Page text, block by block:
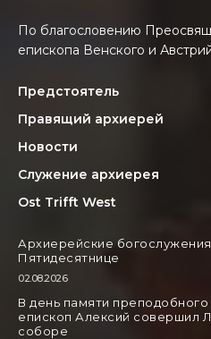
По благословению
епископа Венского и
Предстоятель
Правящий архиерей
Новости
Служение архиерея
Ost Trifft West
Архиерейские
Пятидесятнице
02.08.2026
В день памяти
епископ Алексий совершил
соборе